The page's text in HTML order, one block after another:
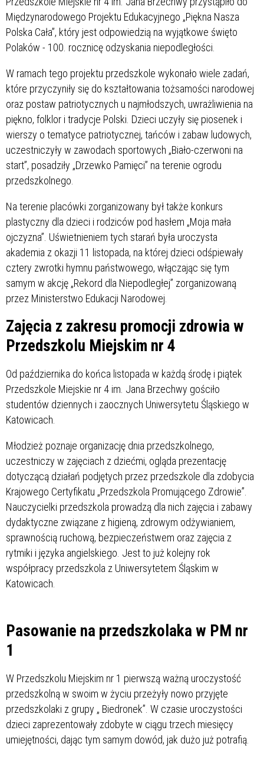
Międzynarodowego Projektu Edukacyjnego „Piękna Nasza
Polska Cała”, który jest odpowiedzią na wyjątkowe święto
Polaków - 100. rocznicę odzyskania niepodległości.
W ramach tego projektu przedszkole wykonało wiele zadań,
które przyczyniły się do kształtowania tożsamości narodowej
oraz postaw patriotycznych u najmłodszych, uwrażliwienia na
piękno, folklor i tradycje Polski. Dzieci uczyły się piosenek i
wierszy o tematyce patriotycznej, tańców i zabaw ludowych,
uczestniczyły w zawodach sportowych „Biało-czerwoni na
start”, posadziły „Drzewko Pamięci” na terenie ogrodu
przedszkolnego.
Na terenie placówki zorganizowany był także konkurs
plastyczny dla dzieci i rodziców pod hasłem „Moja mała
ojczyzna”. Uświetnieniem tych starań była uroczysta
akademia z okazji 11 listopada, na której dzieci odśpiewały
cztery zwrotki hymnu państwowego, włączając się tym
samym w akcję „Rekord dla Niepodległej” zorganizowaną
przez Ministerstwo Edukacji Narodowej.
Zajęcia z zakresu promocji zdrowia w
Przedszkolu Miejskim nr 4
Od października do końca listopada w każdą środę i piątek
Przedszkole Miejskie nr 4 im. Jana Brzechwy gościło
studentów dziennych i zaocznych Uniwersytetu Śląskiego w
Katowicach.
Młodzież poznaje organizację dnia przedszkolnego,
uczestniczy w zajęciach z dziećmi, ogląda prezentację
dotyczącą działań podjętych przez przedszkole dla zdobycia
Krajowego Certyfikatu „Przedszkola Promującego Zdrowie”.
Nauczycielki przedszkola prowadzą dla nich zajęcia i zabawy
dydaktyczne związane z higieną, zdrowym odżywianiem,
sprawnością ruchową, bezpieczeństwem oraz zajęcia z
rytmiki i języka angielskiego. Jest to już kolejny rok
współpracy przedszkola z Uniwersytetem Śląskim w
Katowicach.
Pasowanie na przedszkolaka w PM nr
1
W Przedszkolu Miejskim nr 1 pierwszą ważną uroczystość
przedszkolną w swoim w życiu przeżyły nowo przyjęte
przedszkolaki z grupy „ Biedronek”. W czasie uroczystości
dzieci zaprezentowały zdobyte w ciągu trzech miesięcy
umiejętności, dając tym samym dowód, jak dużo już potrafią.